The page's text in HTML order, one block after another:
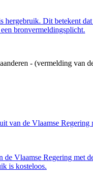
hergebruik. Dit betekent
bronvermeldingsplicht.
- (vermelding van
van de Vlaamse Regering
Vlaamse Regering met
is kosteloos.